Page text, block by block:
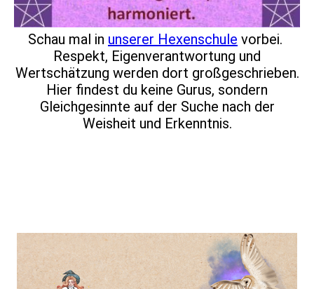
Schau mal in unserer Hexenschule vorbei.
Respekt, Eigenverantwortung und
Wertschätzung werden dort großgeschrieben.
Hier findest du keine Gurus, sondern
Gleichgesinnte auf der Suche nach der
Weisheit und Erkenntnis.